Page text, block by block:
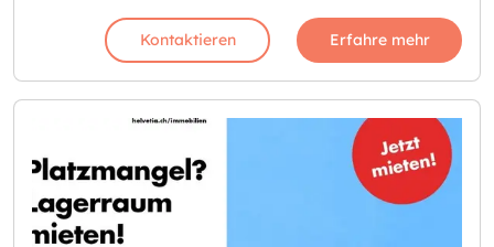
Kontaktieren Erfahre mehr